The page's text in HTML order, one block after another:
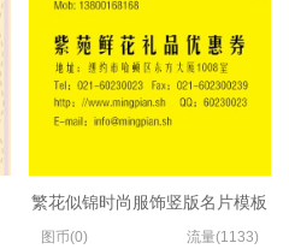
繁花似锦时尚服饰竖版名片模板
图币(0) 流量(1133)